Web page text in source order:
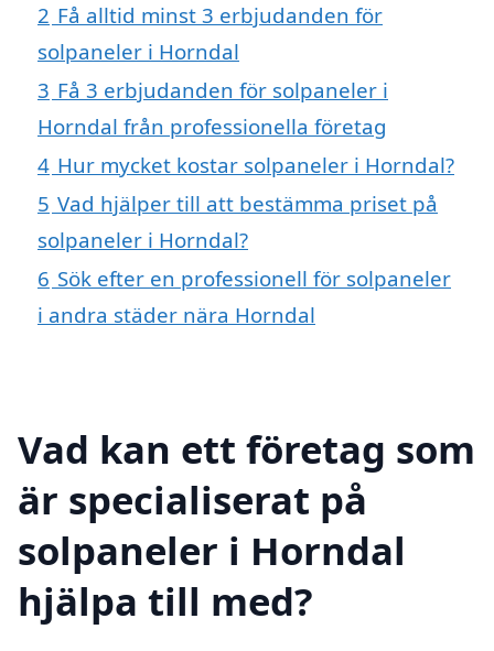
2 Få alltid minst 3 erbjudanden för
solpaneler i Horndal
3 Få 3 erbjudanden för solpaneler i
Horndal från professionella företag
4 Hur mycket kostar solpaneler i Horndal?
5 Vad hjälper till att bestämma priset på
solpaneler i Horndal?
6 Sök efter en professionell för solpaneler
i andra städer nära Horndal
Vad kan ett företag som
är specialiserat på
solpaneler i Horndal
hjälpa till med?